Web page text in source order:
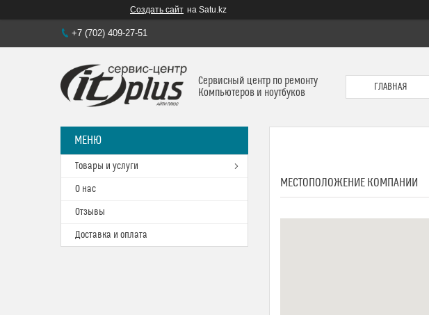
Создать сайт на Satu.kz
+7 (702) 409-27-51
Сервисный центр по ремонту
Компьютеров и ноутбуков
ГЛАВНАЯ
МЕСТОПОЛОЖЕНИЕ КОМПАНИИ
Товары и услуги
О нас
Отзывы
Доставка и оплата